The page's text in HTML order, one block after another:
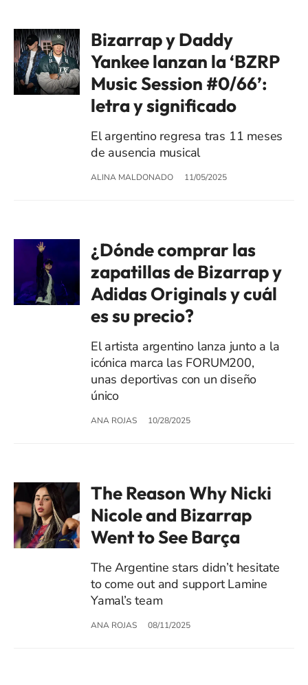
Bizarrap y Daddy
Yankee lanzan la ‘BZRP
Music Session #0/66’:
letra y significado
El argentino regresa tras 11 meses
de ausencia musical
ALINA MALDONADO 11/05/2025
¿Dónde comprar las
zapatillas de Bizarrap y
Adidas Originals y cuál
es su precio?
El artista argentino lanza junto a la
icónica marca las FORUM200,
unas deportivas con un diseño
único
ANA ROJAS 10/28/2025
The Reason Why Nicki
Nicole and Bizarrap
Went to See Barça
The Argentine stars didn’t hesitate
to come out and support Lamine
Yamal’s team
ANA ROJAS 08/11/2025